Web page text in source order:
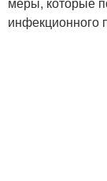
инфекционного